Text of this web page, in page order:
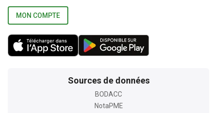
MON COMPTE
Sources de données
BODACC
NotaPME